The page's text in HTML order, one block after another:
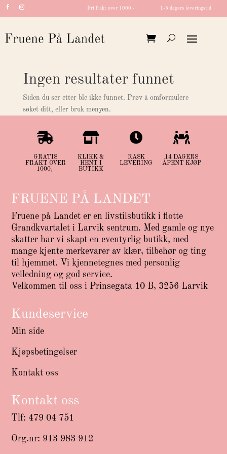
Fri frakt over 1000,- 1-5 dagers leveringstid
Ingen resultater funnet
Siden du ser etter ble ikke funnet. Prøv å omformulere
søket ditt, eller bruk menyen.

GRATIS
FRAKT OVER
1000,-

KLIKK &
HENT I
BUTIKK

RASK
LEVERING

14 DAGERS
ÅPENT KJØP
FRUENE PÅ LANDET
Fruene på Landet er en livstilsbutikk i flotte
Grandkvartalet i Larvik sentrum. Med gamle og nye
skatter har vi skapt en eventyrlig butikk, med
mange kjente merkevarer av klær, tilbehør og ting
til hjemmet. Vi kjennetegnes med personlig
veiledning og god service.
Velkommen til oss i Prinsegata 10 B, 3256 Larvik
Kundeservice
Min side
Kjøpsbetingelser
Kontakt oss
Kontakt oss
Tlf: 479 04 751
Org.nr: 913 983 912